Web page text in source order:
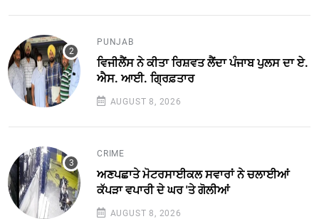
PUNJAB
ਵਿਜੀਲੈਂਸ ਨੇ ਕੀਤਾ ਰਿਸ਼ਵਤ ਲੈਂਦਾ ਪੰਜਾਬ ਪੁਲਸ ਦਾ ਏ.
ਐਸ. ਆਈ. ਗ੍ਰਿਫ਼ਤਾਰ
AUGUST 8, 2026
CRIME
ਅਣਪਛਾਤੇ ਮੋਟਰਸਾਈਕਲ ਸਵਾਰਾਂ ਨੇ ਚਲਾਈਆਂ
ਕੱਪੜਾ ਵਪਾਰੀ ਦੇ ਘਰ 'ਤੇ ਗੋਲੀਆਂ
AUGUST 8, 2026